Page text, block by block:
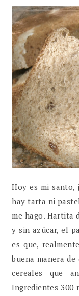
Hoy es mi santo,
hay tarta ni
me hago. Hartita
y sin azúcar, el
es que,
buena manera de
cereales que
Ingredientes 300